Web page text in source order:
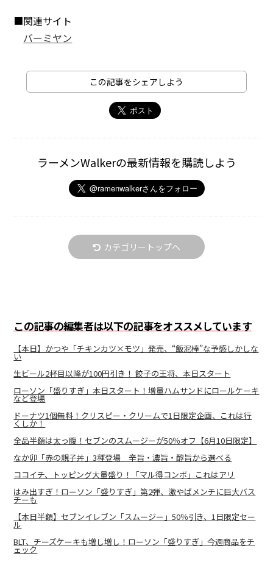
■関連サイト
バーミヤン
この記事をシェアしよう
ラーメンWalkerの最新情報を購読しよう
カテゴリートップへ
この記事の編集者は以下の記事をオススメしています
【本日】かつや「チキンカツ×モツ」発売、“飯泥棒”な予感しかしな
い
生ビール2杯目以降が100円引き！ 餃子の王将、本日スタート
ローソン「盛りすぎ」本日スタート！増量ハムサンドにロールケーキ
など登場
ドーナツ1個無料！クリスピー・クリームで1日限定企画、これは行
くしか！
全品半額は太っ腹！セブンのスムージーが50％オフ【6月10日限定】
なか卯「赤の親子丼」3種登場 辛旨・濃旨・醇旨から選べる
ココイチ、トッピング大量盛り！「マル得コンボ」これはアリ
はみ出すぎ！ローソン「盛りすぎ」第2弾、激やばメンチに巨大バス
チーも
【本日半額】セブンイレブン「スムージー」50％引き、1日限定セー
ル
BLT、チーズケーキも増し増し！ローソン「盛りすぎ」今週商品をチ
ェック